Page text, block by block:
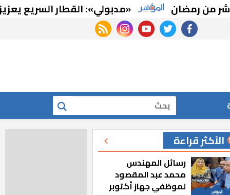
«مدبولي»: القطار السريع يعزيز
facebook
twitter
youtube
instagram
rss feed
بحث
الأكثر قراءة
رسائل المهندس
محمد عبد المقصود
لموظفي جهاز أكتوبر